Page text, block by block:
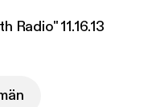
Radio" 11.16.13